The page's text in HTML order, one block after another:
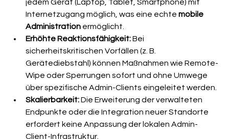
jedem Gerät (Laptop, Tablet, Smartphone) mit
Internetzugang möglich, was eine echte mobile
Administration ermöglicht.
Erhöhte Reaktionsfähigkeit: Bei
sicherheitskritischen Vorfällen (z. B.
Gerätediebstahl) können Maßnahmen wie Remote-
Wipe oder Sperrungen sofort und ohne Umwege
über spezifische Admin-Clients eingeleitet werden.
Skalierbarkeit: Die Erweiterung der verwalteten
Endpunkte oder die Integration neuer Standorte
erfordert keine Anpassung der lokalen Admin-
Client-Infrastruktur.